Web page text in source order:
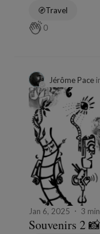
Travel
0
Jérôme Pace
Jan 6, 2025 3
Souvenirs 2